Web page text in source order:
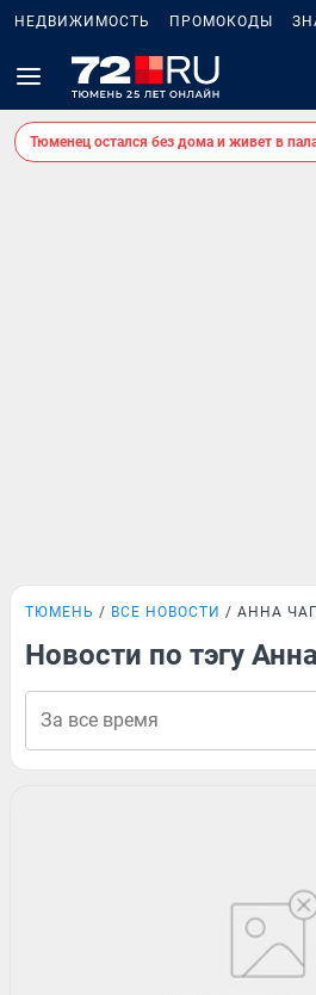
НЕДВИЖИМОСТЬ ПРОМОКОДЫ
Тюменец остался без дома и живет в
ТЮМЕНЬ ВСЕ НОВОСТИ АННА
Новости по тэгу